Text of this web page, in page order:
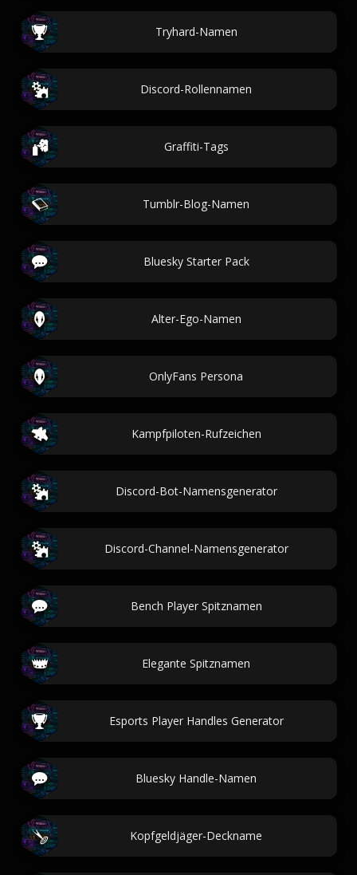
Tryhard-Namen
Discord-Rollennamen
Graffiti-Tags
Tumblr-Blog-Namen
Bluesky Starter Pack
Alter-Ego-Namen
OnlyFans Persona
Kampfpiloten-Rufzeichen
Discord-Bot-Namensgenerator
Discord-Channel-Namensgenerator
Bench Player Spitznamen
Elegante Spitznamen
Esports Player Handles Generator
Bluesky Handle-Namen
Kopfgeldjäger-Deckname